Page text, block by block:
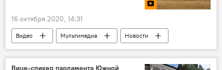
16 октября 2020, 14:31
Видео Мультимедиа Новости
Вице-спикер парламента Южной